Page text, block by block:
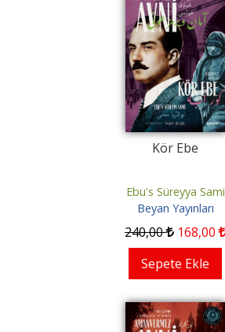
Kör Ebe
Ebu's Süreyya Sami
Beyan Yayınları
240,00 168,00
Sepete Ekle